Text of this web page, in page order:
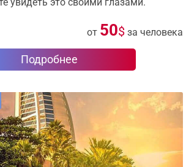
от 50$ за человека
Подробнее